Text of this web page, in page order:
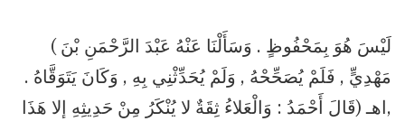
( لَيْسَ هُوَ بِمَحْفُوظٍ . وَسَأَلْنَا عَنْهُ عَبْدَ الرَّحْمَنِ بْنَ
مَهْدِيٍّ , فَلَمْ يُصَحِّحْهُ , وَلَمْ يُحَدِّثْنِي بِهِ , وَكَانَ يَتَوَقَّاهُ .
قَالَ أَحْمَدُ : وَالْعَلاءُ ثِقَةٌ لا يُنْكَرُ مِنْ حَدِيثِهِ إلا هَذَا) اهـ,